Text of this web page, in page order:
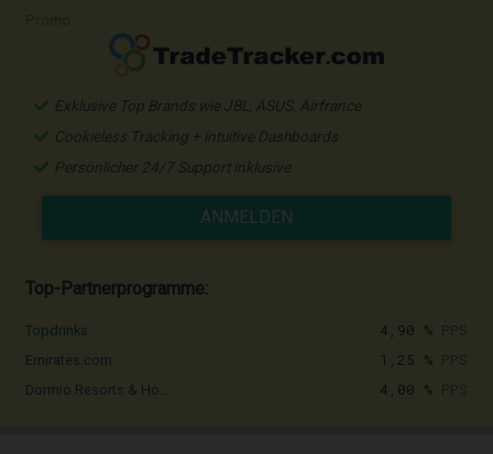
Exklusive Top Brands wie JBL, ASUS, Airfrance
Cookieless Tracking + intuitive Dashboards
Persönlicher 24/7 Support inklusive
ANMELDEN
Top-Partnerprogramme:
Topdrinks 4,90 %
Emirates.com 1,25 %
Dormio Resorts & Ho... 4,00 %